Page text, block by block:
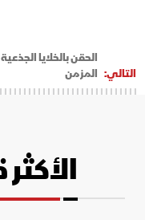
التالي:
الحقن بالخلايا
المزمن